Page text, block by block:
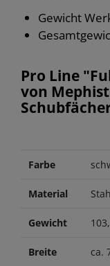
Gewicht
Pro Line
von
Farbe
Material
Gewicht
Breite ca.